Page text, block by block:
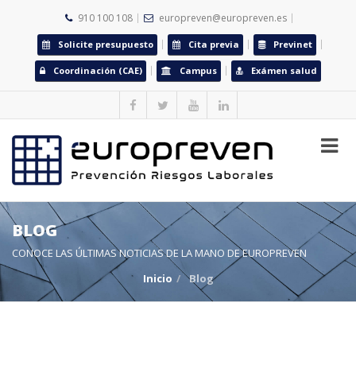
910 100 108 europreven@europreven.es
Solicite presupuesto Cita previa Previnet
Coordinación (CAE) Campus Exámen salud
BLOG
CONOCE LAS ÚLTIMAS NOTICIAS DE LA MANO DE EUROPREVEN
Inicio
Blog